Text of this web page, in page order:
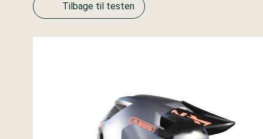
Tilbage til testen